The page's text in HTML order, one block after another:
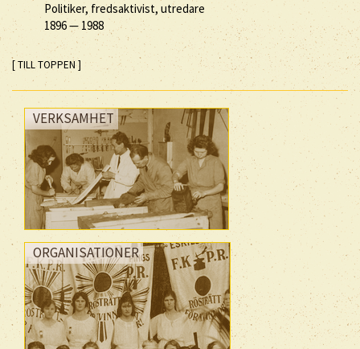
Politiker, fredsaktivist, utredare
1896— 1988
[ TILL TOPPEN ]
VERKSAMHET
ORGANISATIONER